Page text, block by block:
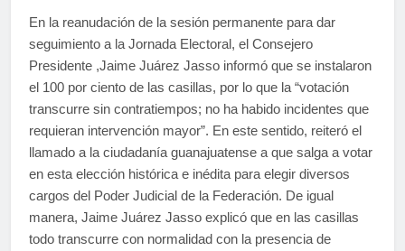
En la reanudación de la sesión permanente para dar
seguimiento a la Jornada Electoral, el Consejero
Presidente ,Jaime Juárez Jasso informó que se instalaron
el 100 por ciento de las casillas, por lo que la “votación
transcurre sin contratiempos; no ha habido incidentes que
requieran intervención mayor”. En este sentido, reiteró el
llamado a la ciudadanía guanajuatense a que salga a votar
en esta elección histórica e inédita para elegir diversos
cargos del Poder Judicial de la Federación. De igual
manera, Jaime Juárez Jasso explicó que en las casillas
todo transcurre con normalidad con la presencia de